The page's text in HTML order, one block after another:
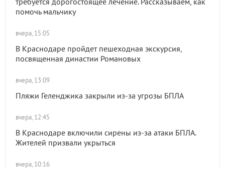
помочь мальчику
вчера, 15:05
В Краснодаре пройдет пешеходная экскурсия,
посвященная династии Романовых
вчера, 13:09
Пляжи Геленджика закрыли из-за угрозы БПЛА
вчера, 12:45
В Краснодаре включили сирены из-за атаки БПЛА.
Жителей призвали укрыться
вчера, 10:16